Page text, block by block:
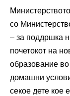
со
– за поддршка
почетокот на
образование
домашни
секое дете кое